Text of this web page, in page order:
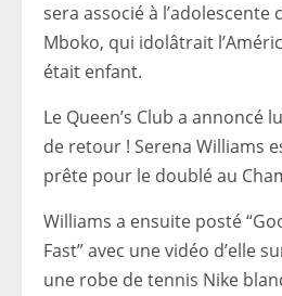
sera associé à l’adolescente
Mboko, qui idolâtrait
était enfant.
Le Queen’s Club a annoncé
de retour ! Serena Williams
prête pour le doublé au
Williams a ensuite posté
Fast” avec une vidéo d’elle
une robe de tennis Nike